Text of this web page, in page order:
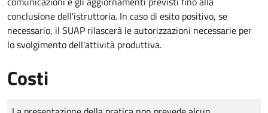
conclusione dell'istruttoria. In caso di esito positivo, se
necessario, il SUAP rilascerà le autorizzazioni necessarie per
lo svolgimento dell'attività produttiva.
Costi
Tipo di pagamento
Importo